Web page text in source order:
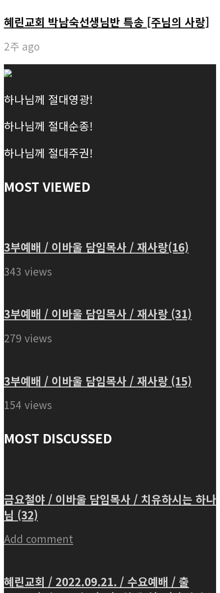
혜린교회 박남숙선생님반 특송 [주님의 사랑]
2주 ago
하나님께 절대영광!
하나님께 절대순종!
하나님께 절대주권!
MOST VIEWED
3부예배 / 이바울 담임목사 / 재사랑(16)
343 views
3부예배 / 이바울 담임목사 / 재사랑 (31)
279 views
3부예배 / 이바울 담임목사 / 재사랑 (15)
154 views
MOST DISCUSSED
금요철야 / 이바울 담임목사 / 치유하시는 하나
님 (32)
Add comment
혜린교회 / 2022.09.21. / 수요예배 / 출